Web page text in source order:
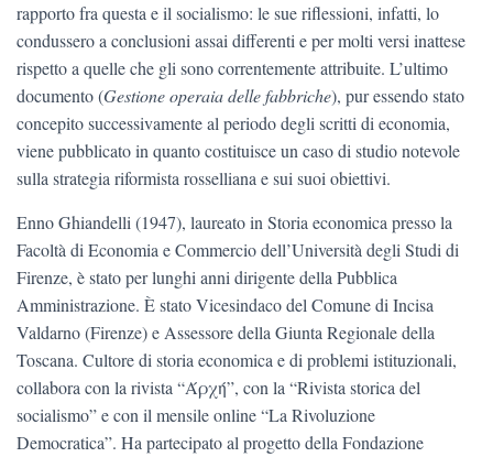
rapporto fra questa e il socialismo: le sue riflessioni, infatti, lo
condussero a conclusioni assai differenti e per molti versi inattese
rispetto a quelle che gli sono correntemente attribuite. L’ultimo
documento (Gestione operaia delle fabbriche), pur essendo stato
concepito successivamente al periodo degli scritti di economia,
viene pubblicato in quanto costituisce un caso di studio notevole
sulla strategia riformista rosselliana e sui suoi obiettivi.
Enno Ghiandelli (1947), laureato in Storia economica presso la
Facoltà di Economia e Commercio dell’Università degli Studi di
Firenze, è stato per lunghi anni dirigente della Pubblica
Amministrazione. È stato Vicesindaco del Comune di Incisa
Valdarno (Firenze) e Assessore della Giunta Regionale della
Toscana. Cultore di storia economica e di problemi istituzionali,
collabora con la rivista “Άρχή”, con la “Rivista storica del
socialismo” e con il mensile online “La Rivoluzione
Democratica”. Ha partecipato al progetto della Fondazione